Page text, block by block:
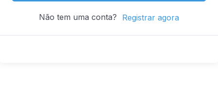
Não tem uma conta? Registrar agora